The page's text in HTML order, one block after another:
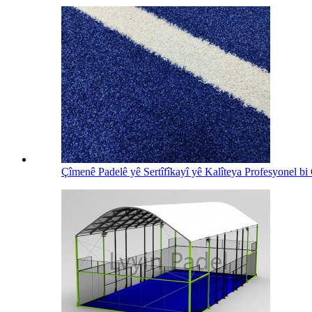
Çîmenê Padelê yê Sertîfîkayî yê Kalîteya Profesyonel bi